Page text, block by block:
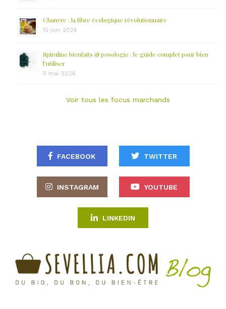
Chanvre : la fibre écologique révolutionnaire
15 juin 2026
Spiruline bienfaits & posologie : le guide complet pour bien
l’utiliser
5 mai 2026
Voir tous les focus marchands
FACEBOOK TWITTER
INSTAGRAM YOUTUBE
LINKEDIN